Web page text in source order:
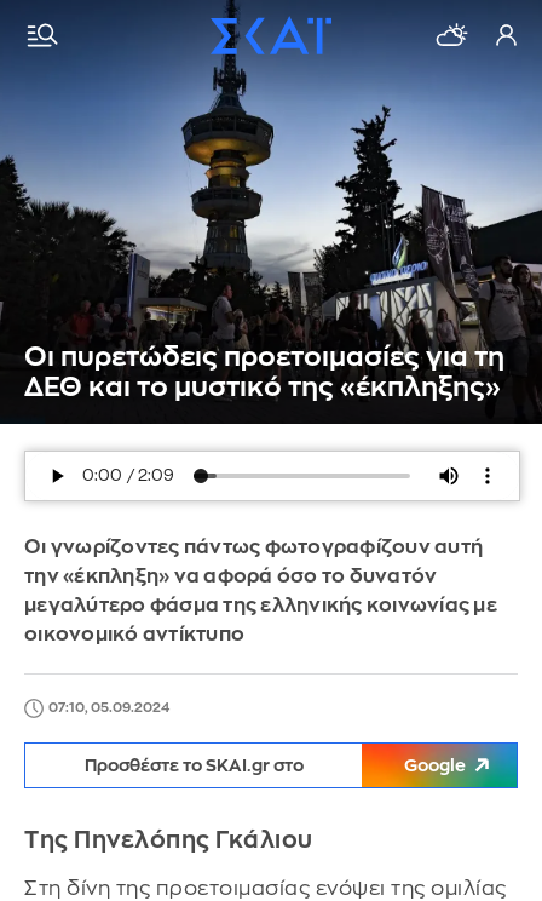
Οι πυρετώδεις προετοιμασίες για τη
ΔΕΘ και το μυστικό της «έκπληξης»
Οι γνωρίζοντες πάντως φωτογραφίζουν αυτή
την «έκπληξη» να αφορά όσο το δυνατόν
μεγαλύτερο φάσμα της ελληνικής κοινωνίας με
οικονομικό αντίκτυπο
07:10, 05.09.2024
Προσθέστε το SKAI.gr στο Google
Της Πηνελόπης Γκάλιου
Στη δίνη της προετοιμασίας ενόψει της ομιλίας